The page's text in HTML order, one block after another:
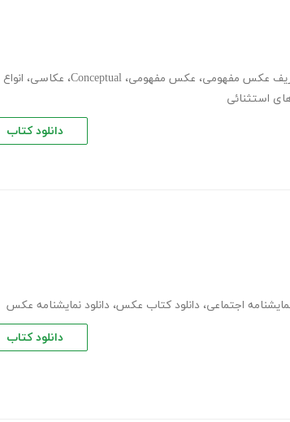
عکس مفهومی، عکس مفهومی، Conceptual، عکاسی، انواع
استثنائی
دانلود کتاب
اجتماعی، دانلود کتاب عکس، دانلود نمایشنامه عکس
دانلود کتاب